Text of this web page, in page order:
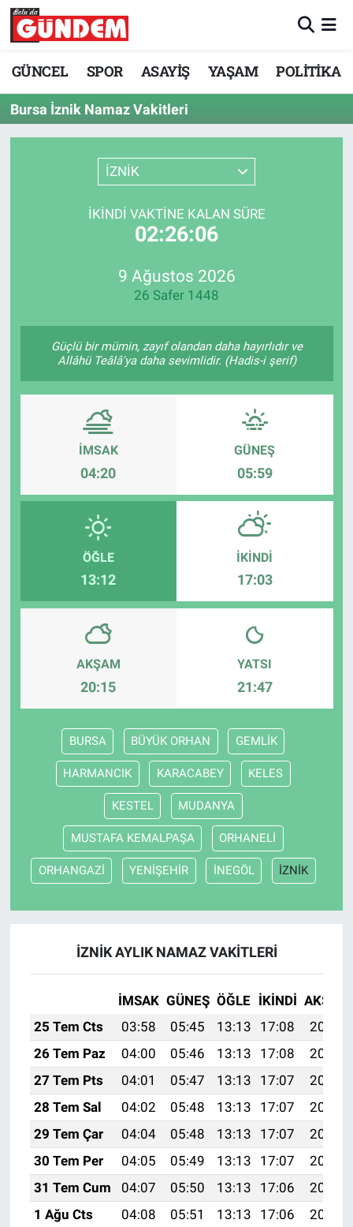
GÜNCEL SPOR ASAYİŞ YAŞAM POLİTİKA
Bursa İznik Namaz Vakitleri
İZNİK
İKINDI VAKTINE KALAN SÜRE
02:26:06
9 Ağustos 2026
26 Safer 1448
Güçlü bir mümin, zayıf olandan daha hayırlıdır ve
Allâhü Teâlâ'ya daha sevimlidir. (Hadis-i şerif)
İMSAK
04:20
GÜNEŞ
05:59
ÖĞLE
13:12
İKINDI
17:03
AKŞAM
20:15
YATSI
21:47
BURSA BÜYÜK ORHAN GEMLİK
HARMANCIK KARACABEY KELES
KESTEL MUDANYA
MUSTAFA KEMALPAŞA ORHANELİ
ORHANGAZİ YENİŞEHİR İNEGÖL İZNİK
İZNİK AYLIK NAMAZ VAKITLERI
İMSAK GÜNEŞ ÖĞLE İKINDI AKŞAM
25 Tem Cts
03:58 05:45 13:13 17:08
20:31
26 Tem Paz
04:00 05:46 13:13 17:08
20:30
27 Tem Pts
04:01 05:47 13:13 17:07
20:29
28 Tem Sal
04:02 05:48 13:13 17:07
20:28
29 Tem Çar
04:04 05:48 13:13 17:07
20:27
30 Tem Per
04:05 05:49 13:13 17:07
20:26
31 Tem Cum
04:07 05:50 13:13 17:06
20:25
1 Ağu Cts
04:08 05:51 13:13 17:06
20:24
Merkez Nöbetçi Eczaneler
Merkez Hava Durumu
Merkez Trafik Yoğunluk Haritası
Süper Lig Puan Durumu ve Fikstür
Tüm Manşetler